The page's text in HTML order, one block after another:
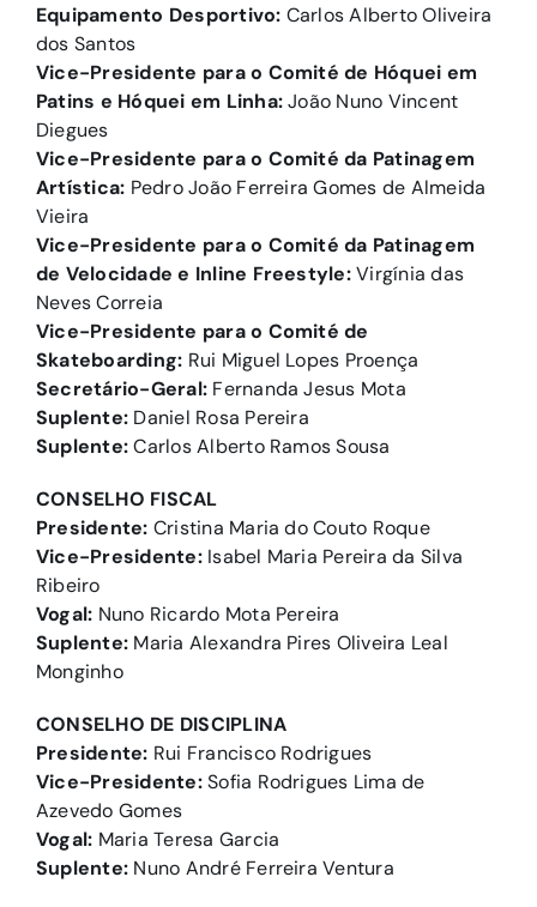
Equipamento Desportivo: Carlos Alberto Oliveira
dos Santos
Vice-Presidente para o Comité de Hóquei em
Patins e Hóquei em Linha:João Nuno Vincent
Diegues
Vice-Presidente para o Comité da Patinagem
Artística: Pedro João Ferreira Gomes de Almeida
Vieira
Vice-Presidente para o Comité da Patinagem
de Velocidade e Inline Freestyle:Virgínia das
Neves Correia
Vice-Presidente para o Comité de
Skateboarding: Rui Miguel Lopes Proença
Secretário-Geral: Fernanda Jesus Mota
Suplente: Daniel Rosa Pereira
Suplente:Carlos Alberto Ramos Sousa
CONSELHO FISCAL
Presidente: Cristina Maria do Couto Roque
Vice-Presidente:Isabel Maria Pereira da Silva
Ribeiro
Vogal: Nuno Ricardo Mota Pereira
Suplente: Maria Alexandra Pires Oliveira Leal
Monginho
CONSELHO DE DISCIPLINA
Presidente: Rui Francisco Rodrigues
Vice-Presidente:Sofia Rodrigues Lima de
Azevedo Gomes
Vogal: Maria Teresa Garcia
Suplente: Nuno André Ferreira Ventura